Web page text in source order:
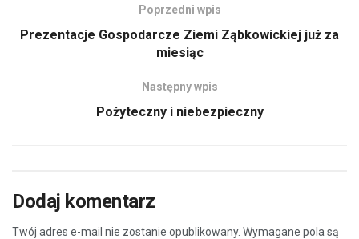
Poprzedni wpis
Prezentacje Gospodarcze Ziemi Ząbkowickiej już za
miesiąc
Następny wpis
Pożyteczny i niebezpieczny
Dodaj komentarz
Twój adres e-mail nie zostanie opublikowany. Wymagane pola są